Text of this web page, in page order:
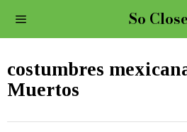
So Close
costumbres
Muertos